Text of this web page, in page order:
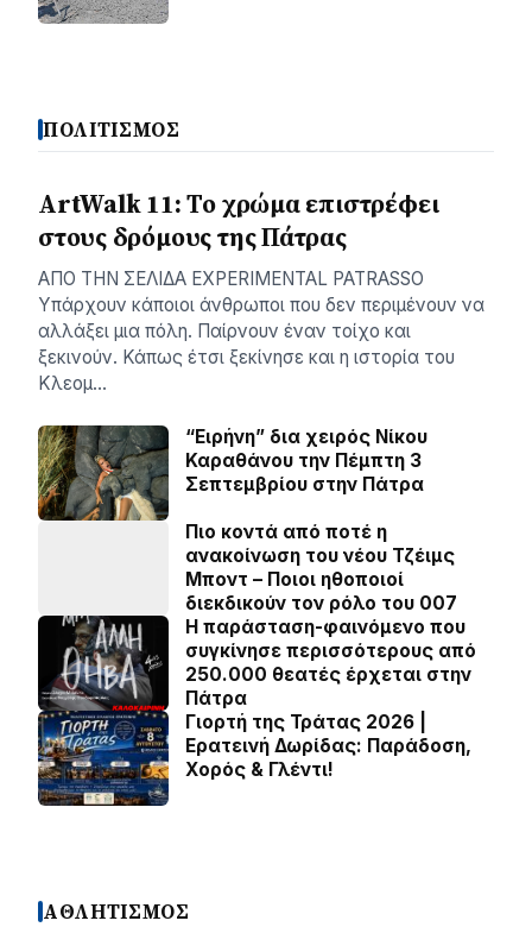
ΠΟΛΙΤΙΣΜΟΣ
ArtWalk 11: Το χρώμα επιστρέφει
στους δρόμους της Πάτρας
AΠΟ ΤΗΝ ΣΕΛΙΔΑ EXPERIMENTAL PATRASSO
Υπάρχουν κάποιοι άνθρωποι που δεν περιμένουν να
αλλάξει μια πόλη. Παίρνουν έναν τοίχο και
ξεκινούν. Κάπως έτσι ξεκίνησε και η ιστορία του
Κλεομ…
“Ειρήνη” δια χειρός Νίκου
Καραθάνου την Πέμπτη 3
Σεπτεμβρίου στην Πάτρα
Πιο κοντά από ποτέ η
ανακοίνωση του νέου Τζέιμς
Μποντ – Ποιοι ηθοποιοί
διεκδικούν τον ρόλο του 007
Η παράσταση-φαινόμενο που
συγκίνησε περισσότερους από
250.000 θεατές έρχεται στην
Πάτρα
Γιορτή της Τράτας 2026 |
Ερατεινή Δωρίδας: Παράδοση,
Χορός & Γλέντι!
ΑΘΛΗΤΙΣΜΟΣ